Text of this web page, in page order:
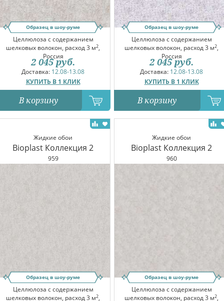
Образец в шоу-руме
Целлюлоза с содержанием
шелковых волокон, расход 3 м2,
Россия
Доставка: 12.08-13.08
КУПИТЬ В 1 КЛИК
2 045 руб.
В корзину
Образец в шоу-руме
Целлюлоза с содержанием
шелковых волокон, расход 3 м2,
Россия
Доставка: 12.08-13.08
КУПИТЬ В 1 КЛИК
2 045 руб.
В корзину
Жидкие обои
Bioplast Коллекция 2
959
Образец в шоу-руме
Целлюлоза с содержанием
шелковых волокон, расход 3 м2,
Жидкие обои
Bioplast Коллекция 2
960
Образец в шоу-руме
Целлюлоза с содержанием
шелковых волокон, расход 3 м2,